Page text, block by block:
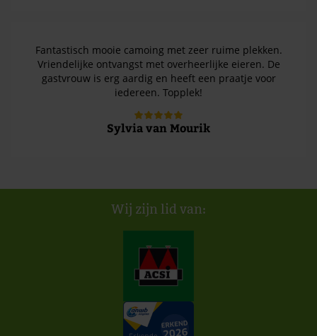
Fantastisch mooie camoing met zeer ruime plekken.
Vriendelijke ontvangst met overheerlijke eieren. De
gastvrouw is erg aardig en heeft een praatje voor
iedereen. Topplek!
Sylvia van Mourik
Wij zijn lid van: